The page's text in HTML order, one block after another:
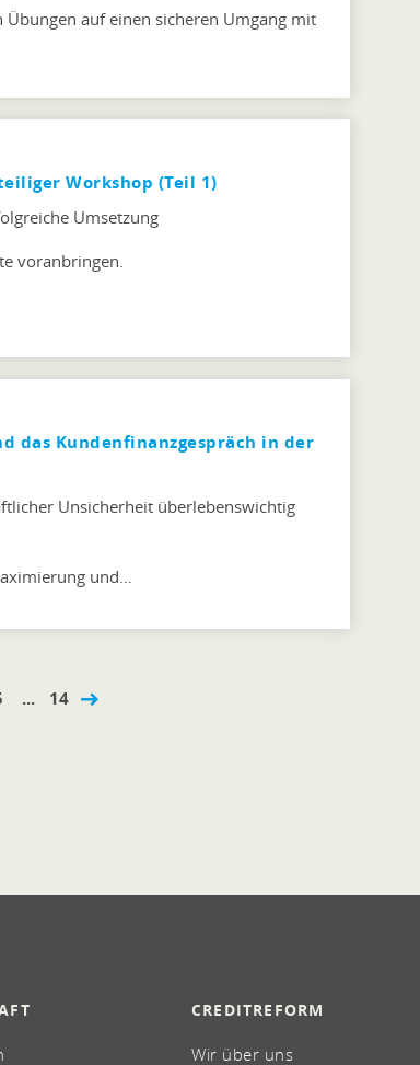
auf einen sicheren Umgang mit
Workshop (Teil 1)
Umsetzung
voranbringen.
das Kundenfinanzgespräch in der
Unsicherheit überlebenswichtig
und…
... 14
CREDITREFORM
Wir über uns